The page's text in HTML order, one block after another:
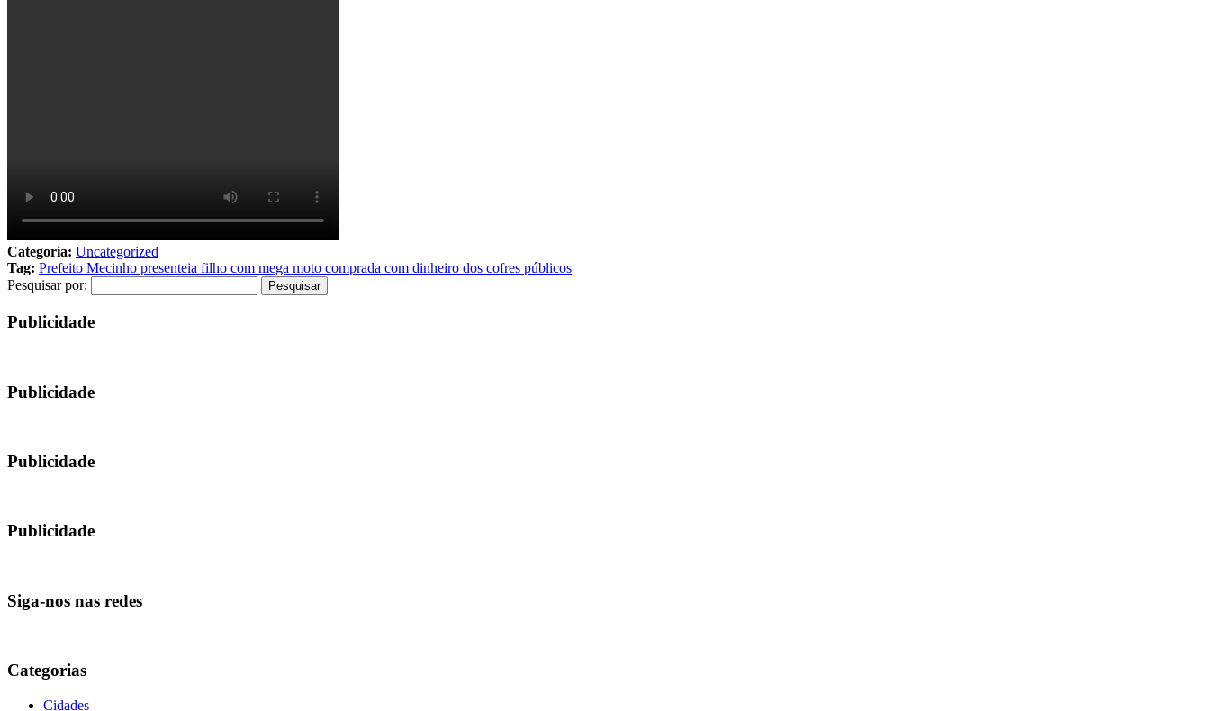
Categoria: Uncategorized
Tag: Prefeito Mecinho presenteia filho com mega moto comprada com dinheiro dos cofres públicos
Pesquisar por:
Publicidade
Publicidade
Publicidade
Publicidade
Siga-nos nas redes
Categorias
Cidades